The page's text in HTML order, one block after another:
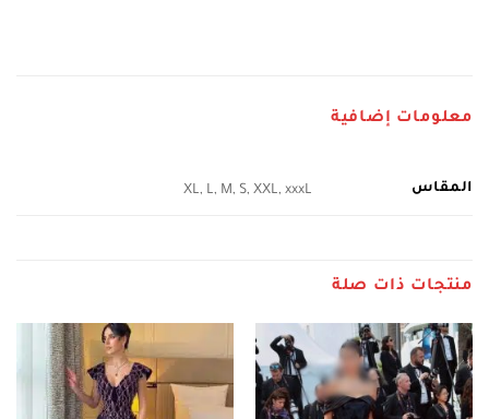
معلومات إضافية
المقاس XL, L, M, S, XXL, xxxL
منتجات ذات صلة